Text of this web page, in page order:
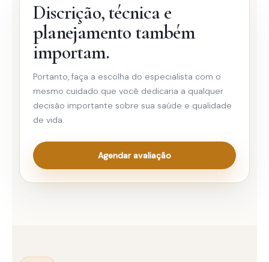
Discrição, técnica e
planejamento também
importam.
Portanto, faça a escolha do especialista com o
mesmo cuidado que você dedicaria a qualquer
decisão importante sobre sua saúde e qualidade
de vida.
Agendar avaliação